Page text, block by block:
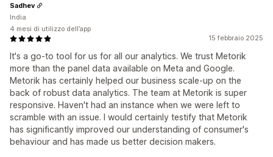
15 febbraio 2025
It's a go-to tool for us for all our analytics. We trust Metorik
more than the panel data available on Meta and Google.
Metorik has certainly helped our business scale-up on the
back of robust data analytics. The team at Metorik is super
responsive. Haven't had an instance when we were left to
scramble with an issue. I would certainly testify that Metorik
has significantly improved our understanding of consumer's
behaviour and has made us better decision makers.
Sadhev
India
4 mesi di utilizzo dell’app